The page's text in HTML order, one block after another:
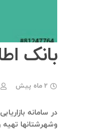
بانک
2 ماه پیش
در سامانه
وشهرشتانها